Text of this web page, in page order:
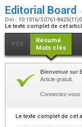
Editorial Board
Doi : 10.1016/S0761-
Le texte complet de cet
PDF
Résumé
Mots clés
Bienvenue sur
Article gratuit.
Connectez-vous
Le texte complet de cet